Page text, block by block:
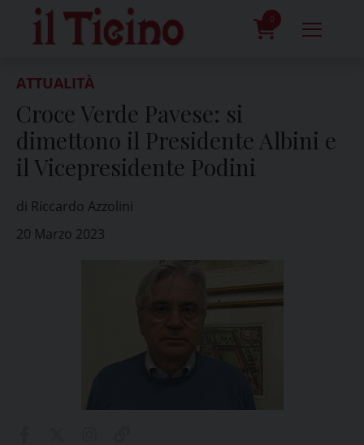
content
0
ATTUALITÀ
Croce Verde Pavese: si
dimettono il Presidente Albini e
il Vicepresidente Podini
di Riccardo Azzolini
20 Marzo 2023